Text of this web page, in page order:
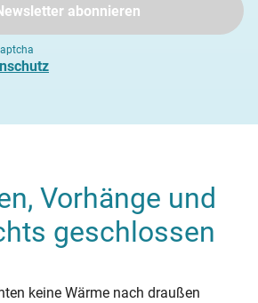
abonnieren
Vorhänge und
geschlossen
keine Wärme nach draußen